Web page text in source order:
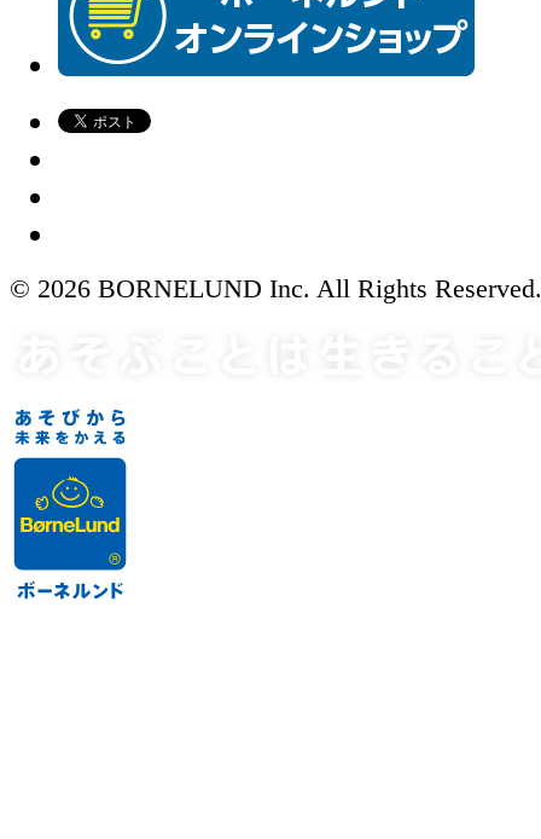
© 2026 BORNELUND Inc. All Rights Reserved.